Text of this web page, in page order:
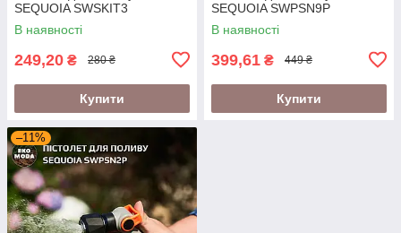
SEQUOIA SWSKIT3
В наявності
249,20 ₴ 280 ₴
Купити
SEQUOIA SWPSN9P
В наявності
399,61 ₴ 449 ₴
Купити
–11%